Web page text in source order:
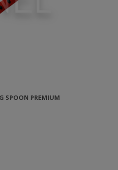
SPOON PREMIUM